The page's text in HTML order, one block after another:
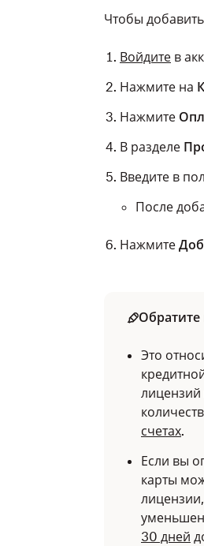
Чтобы
Войдите в
Нажмите на
Нажмите
В разделе
Введите в
После
Нажмите
Это
счетах.
Если вы
карты
30 дней